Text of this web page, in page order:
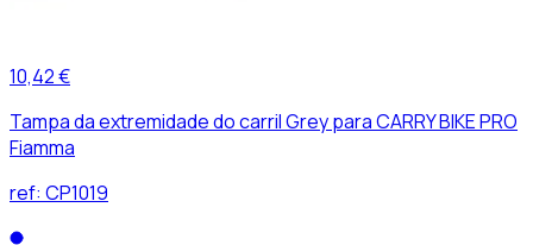
10,42 €
Tampa da extremidade do carril Grey para CARRY BIKE PRO
Fiamma
ref: CP1019